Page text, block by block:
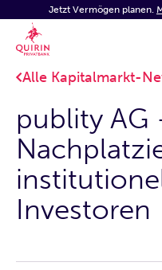
Jetzt Vermögen planen.
Alle Kapitalmarkt-
publity AG
Investoren